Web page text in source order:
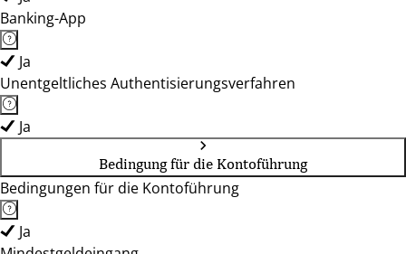
Banking-App
Ja
Unentgeltliches Authentisierungsverfahren
Ja
Bedingung für die Kontoführung
Bedingungen für die Kontoführung
Ja